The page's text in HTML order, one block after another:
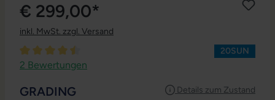
€ 299,00*
inkl. MwSt. zzgl. Versand
Durchschnittliche Bewertung von 4.5 von 5 Sternen
2 Bewertungen
20SUN
Details zum Zustand
GRADING